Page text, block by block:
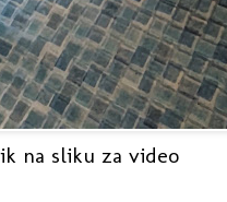
na sliku za video